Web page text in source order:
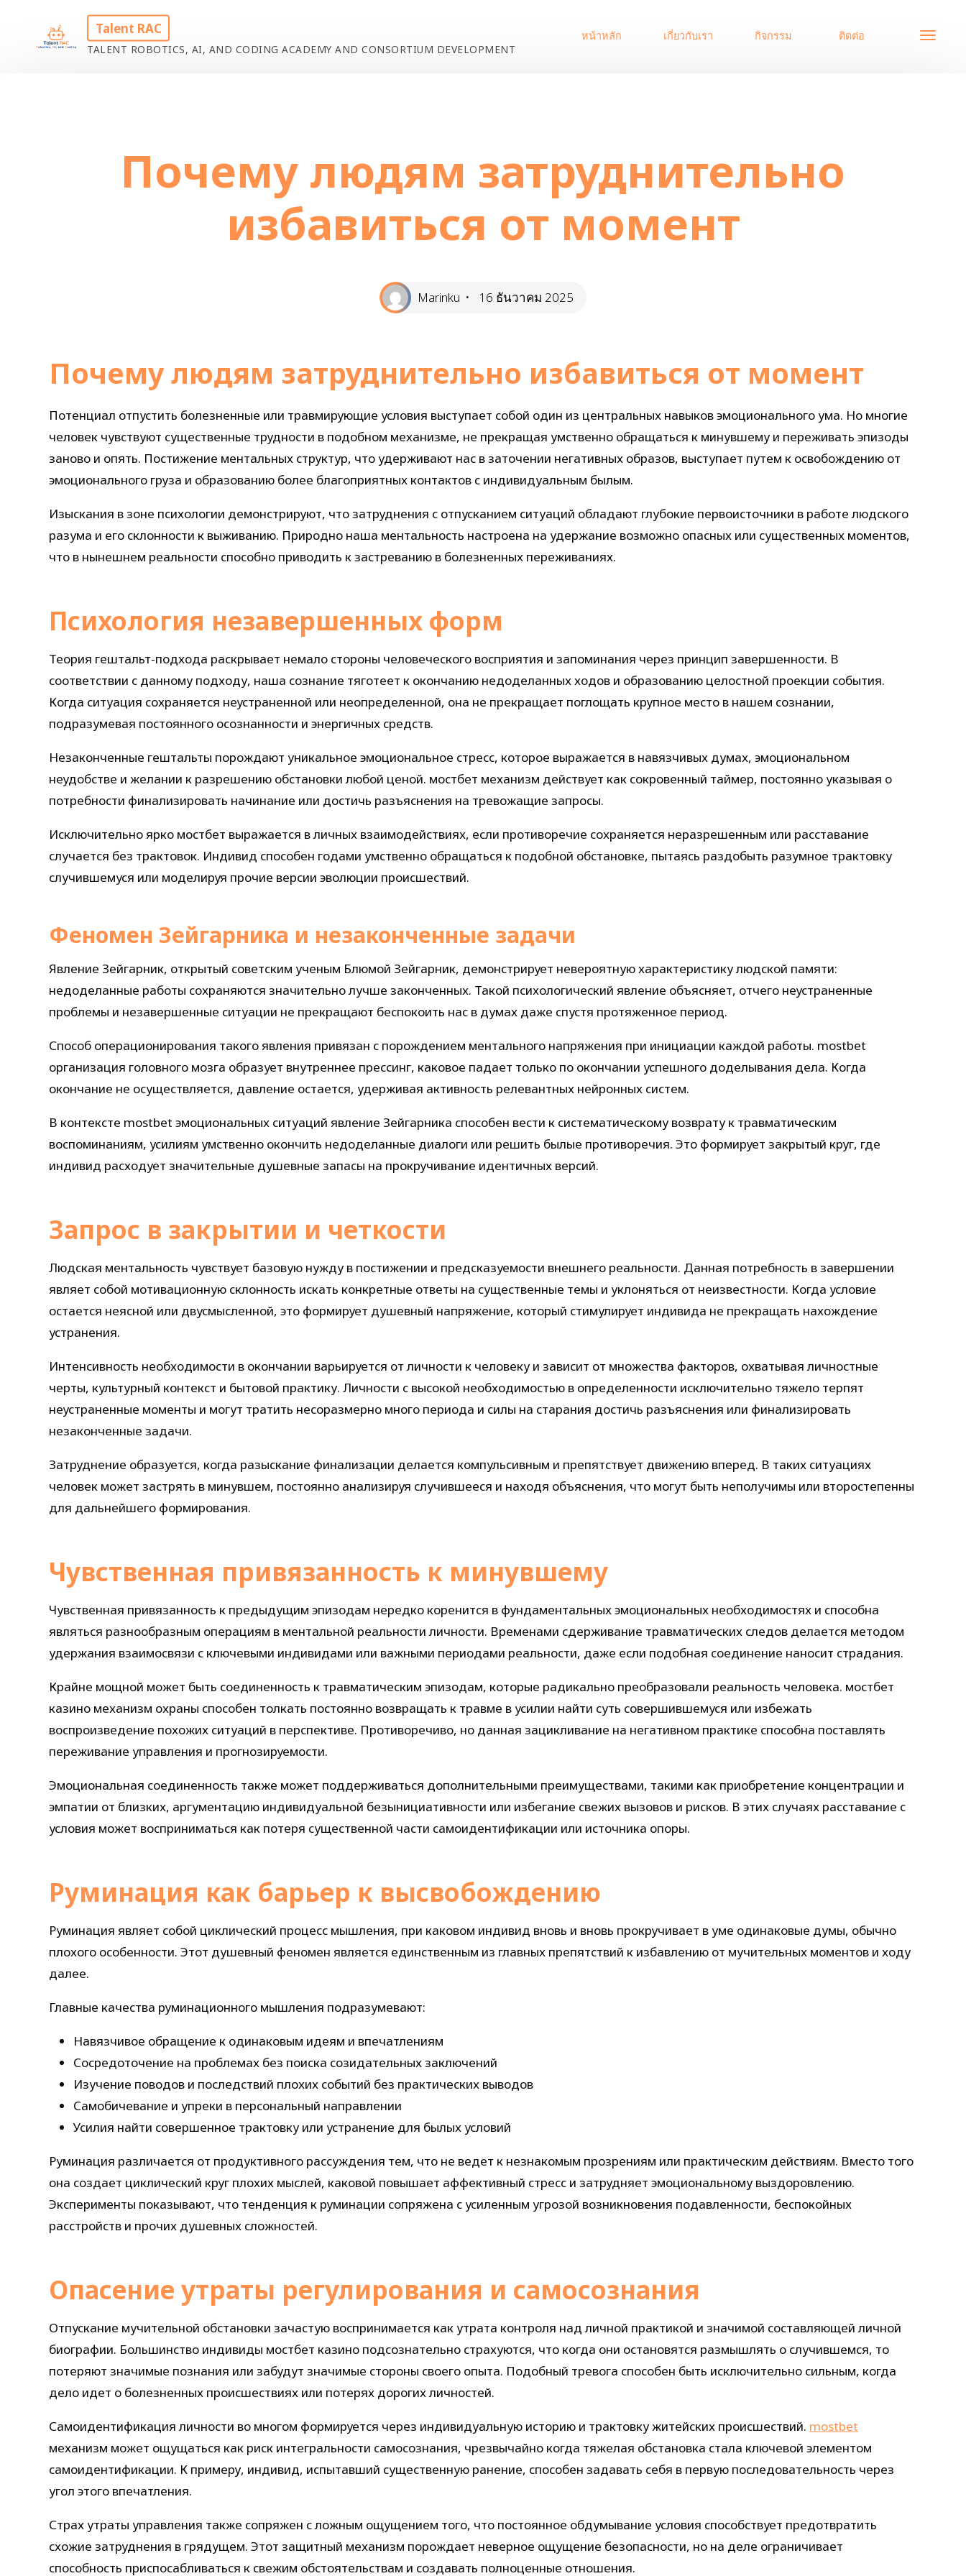
content
Talent RAC
TALENT ROBOTICS, AI, AND CODING ACADEMY AND CONSORTIUM DEVELOPMENT
หน้าหลัก เกี่ยวกับเรา กิจกรรม ติดต่อ
Home
Uncategorized Почему людям затруднительно избавиться от момент
Почему людям затруднительно
избавиться от момент
Marinku 16 ธันวาคม 2025
Почему людям затруднительно избавиться от момент
Потенциал отпустить болезненные или травмирующие условия выступает собой один из центральных навыков эмоционального ума. Но многие
человек чувствуют существенные трудности в подобном механизме, не прекращая умственно обращаться к минувшему и переживать эпизоды
заново и опять. Постижение ментальных структур, что удерживают нас в заточении негативных образов, выступает путем к освобождению от
эмоционального груза и образованию более благоприятных контактов с индивидуальным былым.
Изыскания в зоне психологии демонстрируют, что затруднения с отпусканием ситуаций обладают глубокие первоисточники в работе людского
разума и его склонности к выживанию. Природно наша ментальность настроена на удержание возможно опасных или существенных моментов,
что в нынешнем реальности способно приводить к застреванию в болезненных переживаниях.
Психология незавершенных форм
Теория гештальт-подхода раскрывает немало стороны человеческого восприятия и запоминания через принцип завершенности. В
соответствии с данному подходу, наша сознание тяготеет к окончанию недоделанных ходов и образованию целостной проекции события.
Когда ситуация сохраняется неустраненной или неопределенной, она не прекращает поглощать крупное место в нашем сознании,
подразумевая постоянного осознанности и энергичных средств.
Незаконченные гештальты порождают уникальное эмоциональное стресс, которое выражается в навязчивых думах, эмоциональном
неудобстве и желании к разрешению обстановки любой ценой. мостбет механизм действует как сокровенный таймер, постоянно указывая о
потребности финализировать начинание или достичь разъяснения на тревожащие запросы.
Исключительно ярко мостбет выражается в личных взаимодействиях, если противоречие сохраняется неразрешенным или расставание
случается без трактовок. Индивид способен годами умственно обращаться к подобной обстановке, пытаясь раздобыть разумное трактовку
случившемуся или моделируя прочие версии эволюции происшествий.
Феномен Зейгарника и незаконченные задачи
Явление Зейгарник, открытый советским ученым Блюмой Зейгарник, демонстрирует невероятную характеристику людской памяти:
недоделанные работы сохраняются значительно лучше законченных. Такой психологический явление объясняет, отчего неустраненные
проблемы и незавершенные ситуации не прекращают беспокоить нас в думах даже спустя протяженное период.
Способ операционирования такого явления привязан с порождением ментального напряжения при инициации каждой работы. mostbet
организация головного мозга образует внутреннее прессинг, каковое падает только по окончании успешного доделывания дела. Когда
окончание не осуществляется, давление остается, удерживая активность релевантных нейронных систем.
В контексте mostbet эмоциональных ситуаций явление Зейгарника способен вести к систематическому возврату к травматическим
воспоминаниям, усилиям умственно окончить недоделанные диалоги или решить былые противоречия. Это формирует закрытый круг, где
индивид расходует значительные душевные запасы на прокручивание идентичных версий.
Запрос в закрытии и четкости
Людская ментальность чувствует базовую нужду в постижении и предсказуемости внешнего реальности. Данная потребность в завершении
являет собой мотивационную склонность искать конкретные ответы на существенные темы и уклоняться от неизвестности. Когда условие
остается неясной или двусмысленной, это формирует душевный напряжение, который стимулирует индивида не прекращать нахождение
устранения.
Интенсивность необходимости в окончании варьируется от личности к человеку и зависит от множества факторов, охватывая личностные
черты, культурный контекст и бытовой практику. Личности с высокой необходимостью в определенности исключительно тяжело терпят
неустраненные моменты и могут тратить несоразмерно много периода и силы на старания достичь разъяснения или финализировать
незаконченные задачи.
Затруднение образуется, когда разыскание финализации делается компульсивным и препятствует движению вперед. В таких ситуациях
человек может застрять в минувшем, постоянно анализируя случившееся и находя объяснения, что могут быть неполучимы или второстепенны
для дальнейшего формирования.
Чувственная привязанность к минувшему
Чувственная привязанность к предыдущим эпизодам нередко коренится в фундаментальных эмоциональных необходимостях и способна
являться разнообразным операциям в ментальной реальности личности. Временами сдерживание травматических следов делается методом
удержания взаимосвязи с ключевыми индивидами или важными периодами реальности, даже если подобная соединение наносит страдания.
Крайне мощной может быть соединенность к травматическим эпизодам, которые радикально преобразовали реальность человека. мостбет
казино механизм охраны способен толкать постоянно возвращать к травме в усилии найти суть совершившемуся или избежать
воспроизведение похожих ситуаций в перспективе. Противоречиво, но данная зацикливание на негативном практике способна поставлять
переживание управления и прогнозируемости.
Эмоциональная соединенность также может поддерживаться дополнительными преимуществами, такими как приобретение концентрации и
эмпатии от близких, аргументацию индивидуальной безынициативности или избегание свежих вызовов и рисков. В этих случаях расставание с
условия может восприниматься как потеря существенной части самоидентификации или источника опоры.
Руминация как барьер к высвобождению
Руминация являет собой циклический процесс мышления, при каковом индивид вновь и вновь прокручивает в уме одинаковые думы, обычно
плохого особенности. Этот душевный феномен является единственным из главных препятствий к избавлению от мучительных моментов и ходу
далее.
Главные качества руминационного мышления подразумевают:
Навязчивое обращение к одинаковым идеям и впечатлениям
Сосредоточение на проблемах без поиска созидательных заключений
Изучение поводов и последствий плохих событий без практических выводов
Самобичевание и упреки в персональный направлении
Усилия найти совершенное трактовку или устранение для былых условий
Руминация различается от продуктивного рассуждения тем, что не ведет к незнакомым прозрениям или практическим действиям. Вместо того
она создает циклический круг плохих мыслей, каковой повышает аффективный стресс и затрудняет эмоциональному выздоровлению.
Эксперименты показывают, что тенденция к руминации сопряжена с усиленным угрозой возникновения подавленности, беспокойных
расстройств и прочих душевных сложностей.
Опасение утраты регулирования и самосознания
Отпускание мучительной обстановки зачастую воспринимается как утрата контроля над личной практикой и значимой составляющей личной
биографии. Большинство индивиды мостбет казино подсознательно страхуются, что когда они остановятся размышлять о случившемся, то
потеряют значимые познания или забудут значимые стороны своего опыта. Подобный тревога способен быть исключительно сильным, когда
дело идет о болезненных происшествиях или потерях дорогих личностей.
Самоидентификация личности во многом формируется через индивидуальную историю и трактовку житейских происшествий. mostbet
механизм может ощущаться как риск интегральности самосознания, чрезвычайно когда тяжелая обстановка стала ключевой элементом
самоидентификации. К примеру, индивид, испытавший существенную ранение, способен задавать себя в первую последовательность через
угол этого впечатления.
Страх утраты управления также сопряжен с ложным ощущением того, что постоянное обдумывание условия способствует предотвратить
схожие затруднения в грядущем. Этот защитный механизм порождает неверное ощущение безопасности, но на деле ограничивает
способность приспосабливаться к свежим обстоятельствам и создавать полноценные отношения.